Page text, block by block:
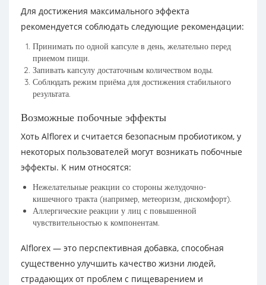
Для достижения максимального эффекта
рекомендуется соблюдать следующие рекомендации:
Принимать по одной капсуле в день, желательно перед
приемом пищи.
Запивать капсулу достаточным количеством воды.
Соблюдать режим приёма для достижения стабильного
результата.
Возможные побочные эффекты
Хоть Alflorex и считается безопасным пробиотиком, у
некоторых пользователей могут возникать побочные
эффекты. К ним относятся:
Нежелательные реакции со стороны желудочно-
кишечного тракта (например, метеоризм, дискомфорт).
Аллергические реакции у лиц с повышенной
чувствительностью к компонентам.
Alflorex — это перспективная добавка, способная
существенно улучшить качество жизни людей,
страдающих от проблем с пищеварением и